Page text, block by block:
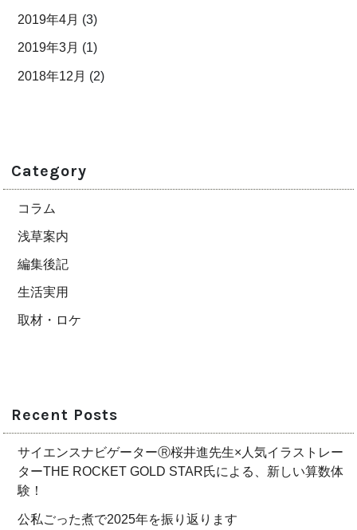
2019年4月 (3)
2019年3月 (1)
2018年12月 (2)
Category
コラム
浅草案内
編集後記
生活実用
取材・ロケ
Recent Posts
サイエンスナビゲーターⓇ桜井進先生×人気イラストレー
ターTHE ROCKET GOLD STAR氏による、新しい算数体
験！
公私ごった煮で2025年を振り返ります